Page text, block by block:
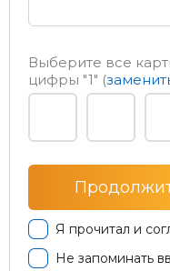
Выберите все
цифры "1" (
Я прочитал и
Не запоминать